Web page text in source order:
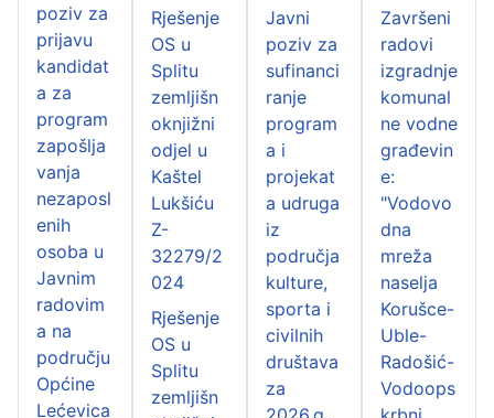
poziv za
prijavu
kandidat
a za
program
zapošlja
vanja
nezaposl
enih
osoba u
Javnim
radovim
a na
području
Općine
Lećevica
Rješenje
OS u
Splitu
zemljišn
oknjižni
odjel u
Kaštel
Lukšiću
Z-
32279/2
024
Rješenje
OS u
Splitu
zemljišn
Javni
poziv za
sufinanci
ranje
program
a i
projekat
a udruga
iz
područja
kulture,
sporta i
civilnih
društava
za
Završeni
radovi
izgradnje
komunal
ne vodne
građevin
e:
"Vodovo
dna
mreža
naselja
Korušce-
Uble-
Radošić-
Vodoops